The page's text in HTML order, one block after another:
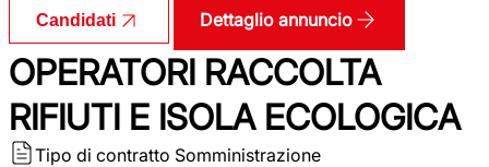
Candidati Dettaglio annuncio
OPERATORI RACCOLTA
RIFIUTI E ISOLA ECOLOGICA
Tipo di contratto Somministrazione